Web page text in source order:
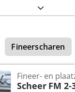
Fineerscharen
Fineer- en
Scheer FM 2-